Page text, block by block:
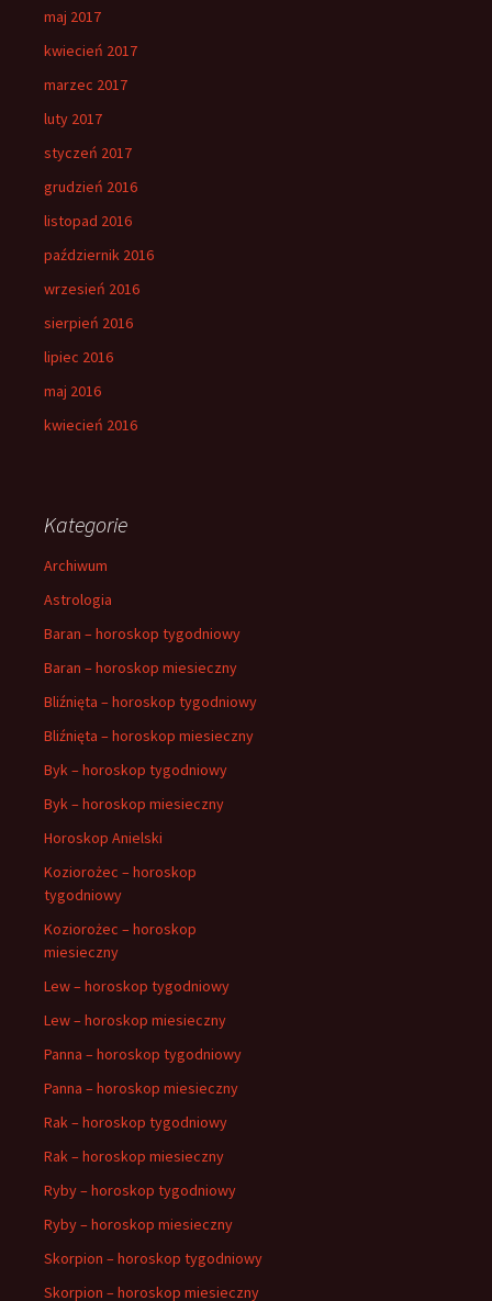
maj 2017
kwiecień 2017
marzec 2017
luty 2017
styczeń 2017
grudzień 2016
listopad 2016
październik 2016
wrzesień 2016
sierpień 2016
lipiec 2016
maj 2016
kwiecień 2016
Kategorie
Archiwum
Astrologia
Baran – horoskop tygodniowy
Baran – horoskop miesieczny
Bliźnięta – horoskop tygodniowy
Bliźnięta – horoskop miesieczny
Byk – horoskop tygodniowy
Byk – horoskop miesieczny
Horoskop Anielski
Koziorożec – horoskop
tygodniowy
Koziorożec – horoskop
miesieczny
Lew – horoskop tygodniowy
Lew – horoskop miesieczny
Panna – horoskop tygodniowy
Panna – horoskop miesieczny
Rak – horoskop tygodniowy
Rak – horoskop miesieczny
Ryby – horoskop tygodniowy
Ryby – horoskop miesieczny
Skorpion – horoskop tygodniowy
Skorpion – horoskop miesieczny